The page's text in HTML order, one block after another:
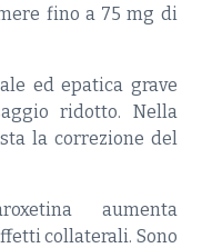
fino a 75 mg di
ed epatica grave
ridotto. Nella
la correzione del
aumenta
collaterali. Sono